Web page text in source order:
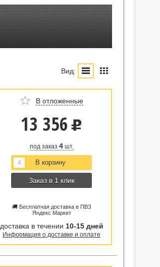
Вид:
В отложенные
13 356 u
под заказ 4шт.
Заказ в 1 клик
🚚 Бесплатная доставка в ПВЗ
Яндекс Маркет
доставка в течении 10-15 дней
Информация о доставке и оплате